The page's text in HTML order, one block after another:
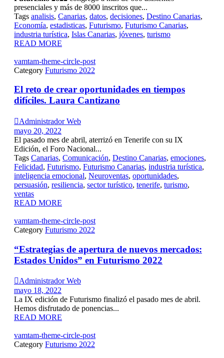
presenciales y más de 8000 inscritos que...
Tags analisis, Canarias, datos, decisiones, Destino Canarias,
Economía, estadisticas, Futurismo, Futurismo Canarias,
industria turística, Islas Canarias, jóvenes, turismo
READ MORE
vamtam-theme-circle-post
Category Futurismo 2022
El reto de crear oportunidades en tiempos
difíciles. Laura Cantizano
Administrador Web
mayo 20, 2022
El pasado mes de abril, aterrizó en Tenerife con su IX
Edición, el Foro Nacional...
Tags Canarias, Comunicación, Destino Canarias, emociones,
Felicidad, Futurismo, Futurismo Canarias, industria turística,
inteligencia emocional, Neuroventas, oportunidades,
persuasión, resiliencia, sector turístico, tenerife, turismo,
ventas
READ MORE
vamtam-theme-circle-post
Category Futurismo 2022
“Estrategias de apertura de nuevos mercados:
Estados Unidos” en Futurismo 2022
Administrador Web
mayo 18, 2022
La IX edición de Futurismo finalizó el pasado mes de abril.
Hemos disfrutado de ponencias...
READ MORE
vamtam-theme-circle-post
Category Futurismo 2022